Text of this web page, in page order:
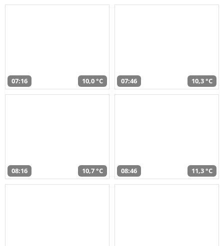
07:16 10,0 °C 07:46 10,3 °C
08:16 10,7 °C 08:46 11,3 °C